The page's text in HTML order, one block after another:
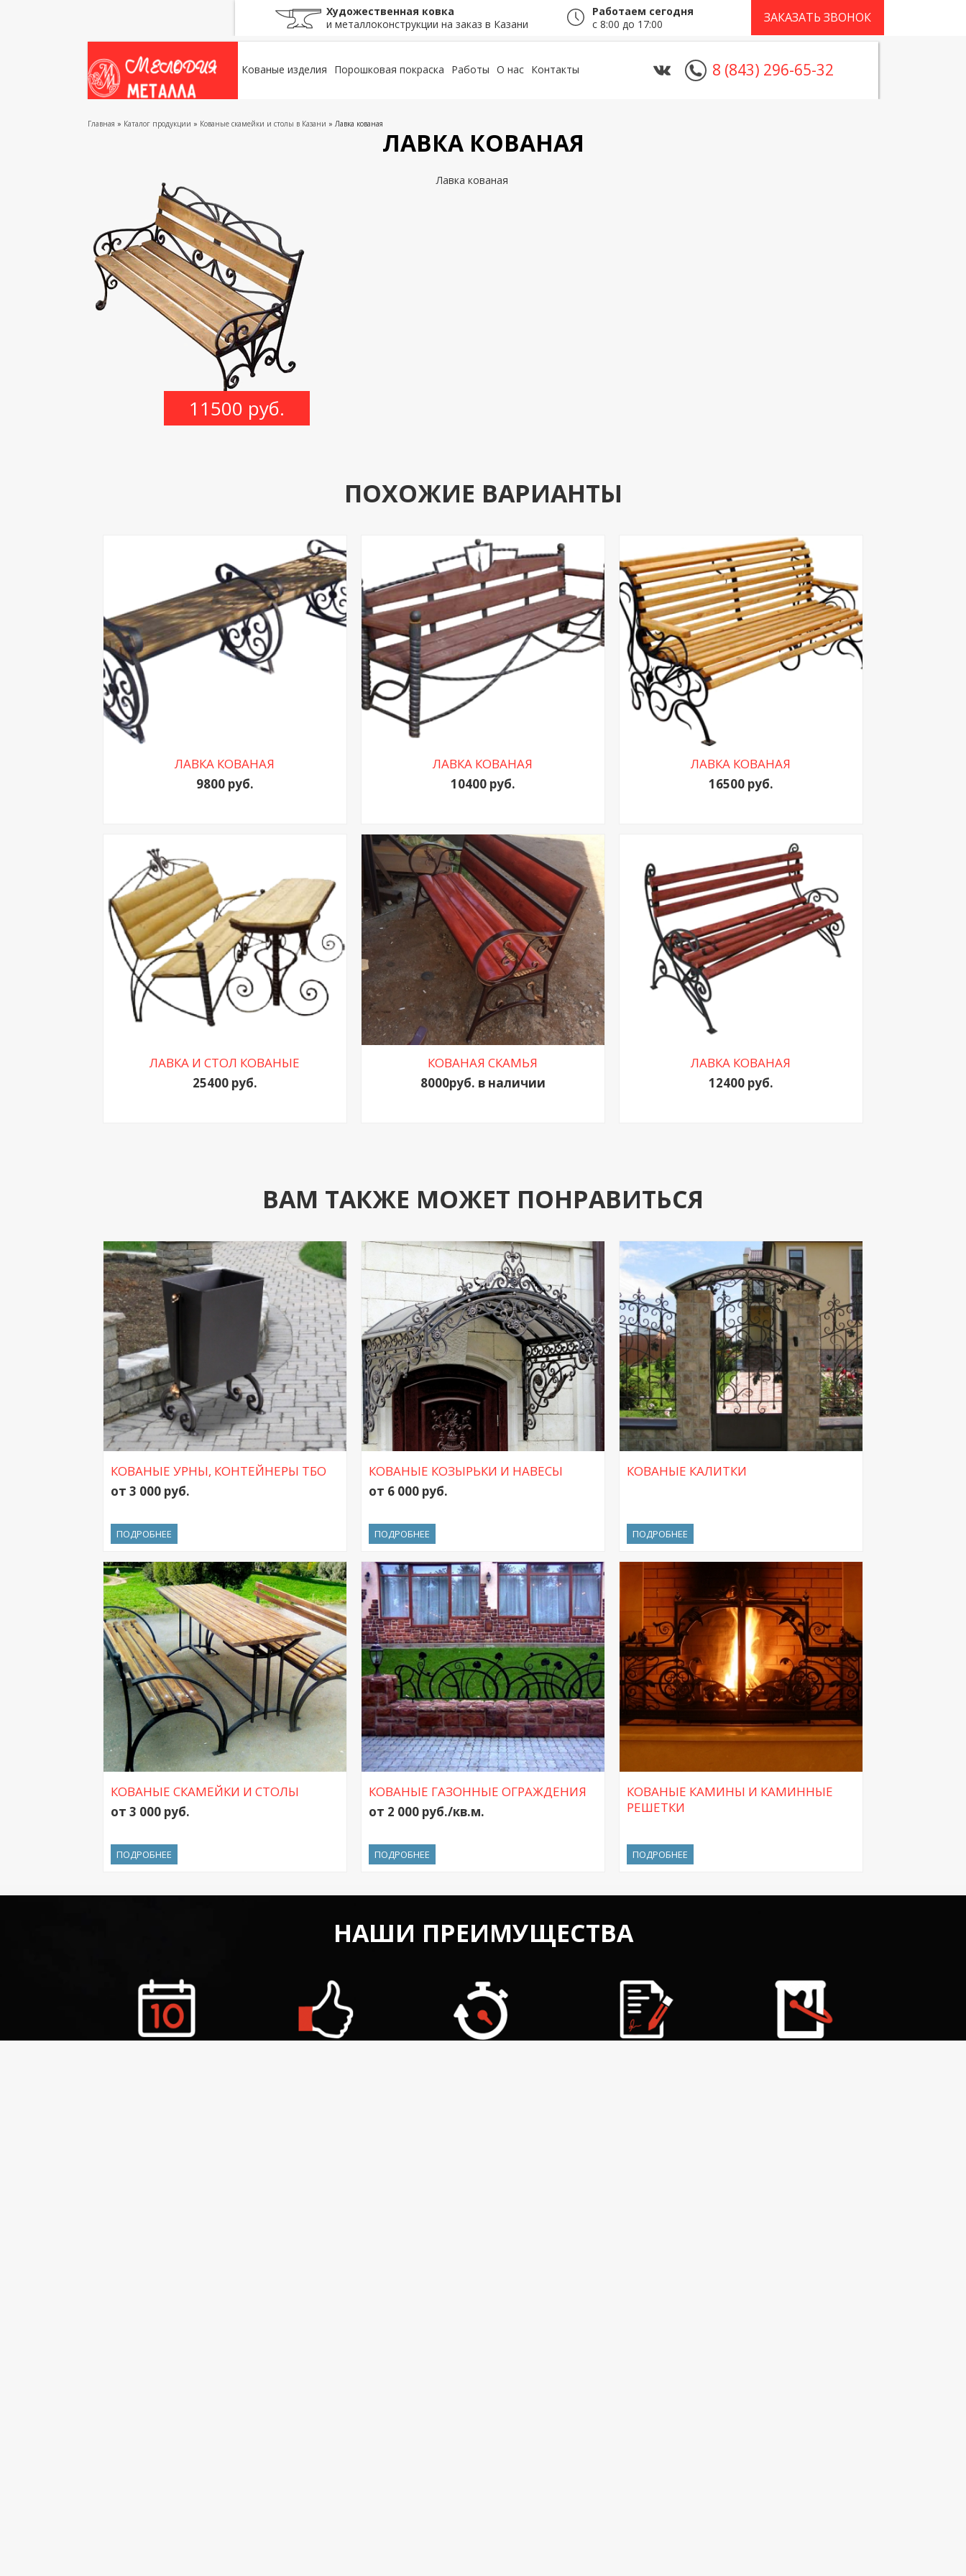
Художественная ковка
и металлоконструкции на заказ в Казани
Работаем сегодня
с 8:00 до 17:00
ЗАКАЗАТЬ ЗВОНОК
Кованые изделия Порошковая покраска Работы О нас Контакты 8 (843) 296-65-32
Главная » Каталог продукции » Кованые скамейки и столы в Казани » Лавка кованая
ЛАВКА КОВАНАЯ
11500 руб.
Лавка кованая
ПОХОЖИЕ ВАРИАНТЫ
ЛАВКА КОВАНАЯ
9800 руб.
ЛАВКА КОВАНАЯ
10400 руб.
ЛАВКА КОВАНАЯ
16500 руб.
ЛАВКА И СТОЛ КОВАНЫЕ
25400 руб.
КОВАНАЯ СКАМЬЯ
8000руб. в наличии
ЛАВКА КОВАНАЯ
12400 руб.
ВАМ ТАКЖЕ МОЖЕТ ПОНРАВИТЬСЯ
КОВАНЫЕ УРНЫ, КОНТЕЙНЕРЫ ТБО
от 3 000 руб.
ПОДРОБНЕЕ
КОВАНЫЕ КОЗЫРЬКИ И НАВЕСЫ
от 6 000 руб.
ПОДРОБНЕЕ
КОВАНЫЕ КАЛИТКИ
ПОДРОБНЕЕ
КОВАНЫЕ СКАМЕЙКИ И СТОЛЫ
от 3 000 руб.
ПОДРОБНЕЕ
КОВАНЫЕ ГАЗОННЫЕ ОГРАЖДЕНИЯ
от 2 000 руб./кв.м.
ПОДРОБНЕЕ
КОВАНЫЕ КАМИНЫ И КАМИННЫЕ
РЕШЕТКИ
ПОДРОБНЕЕ
НАШИ ПРЕИМУЩЕСТВА